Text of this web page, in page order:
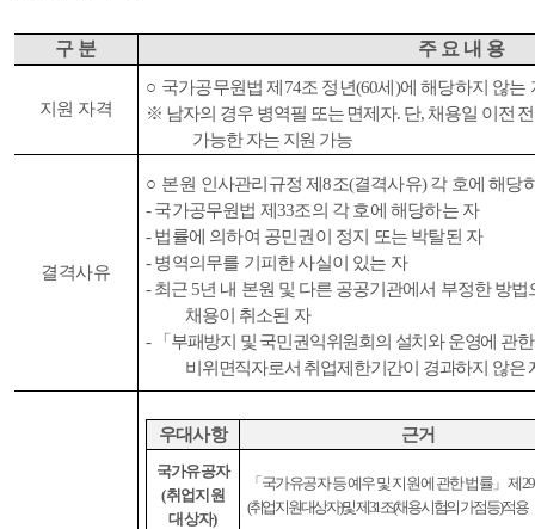
구 분 주 요 내 용
지원 자격
○ 국가공무원법 제 74조 정년(60세 )에 해당하지 않는
※ 남자의 경우 병역필 또는 면제자. 단, 채용일 이전
가능한 자는 지원 가능
결격사유
○ 본원 인사관리규정 제8조(결격사유)각 호에 해당
-국가공무원법 제 33조의 각 호에 해당하는 자
-법률에 의하여 공민권이 정지 또는 박탈된 자
-병역의무를 기피한 사실이 있는 자
-최근 5년 내 본원 및 다른 공공기관에서 부정한 방
채용이 취소된 자
-
「 부패방지 및 국민권익위원회의 설치와 운영에 관
비위면직자로서 취업제한기간이 경과하지 않은
우대사항 근거
국가유공자
(취업지원
대상자)
「 국가유공자 등 예우 및 지원에 관한 법률」제 29
(취업지원대상자)및 제 31조(채용시험의 가점 등)적용